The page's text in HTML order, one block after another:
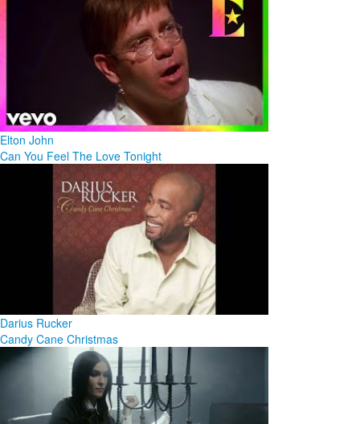
Elton John
Can You Feel The Love Tonight
Darius Rucker
Candy Cane Christmas